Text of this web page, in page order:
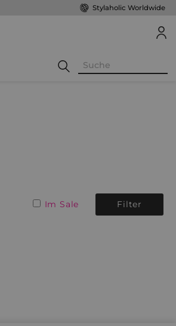
Stylaholic Worldwide
Im Sale Filter